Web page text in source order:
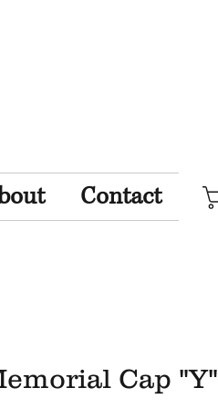
Contact
Cap "Y"